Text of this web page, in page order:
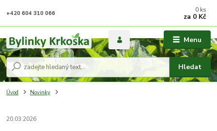
Menu
Hledat
+420 604 310 066 0 ks
za 0 Kč
Úvod Novinky
20.03.2026